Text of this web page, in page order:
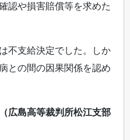
認や損害賠償等を求めた
不支給決定でした。しか
との間の因果関係を認め
広島高等裁判所松江支部